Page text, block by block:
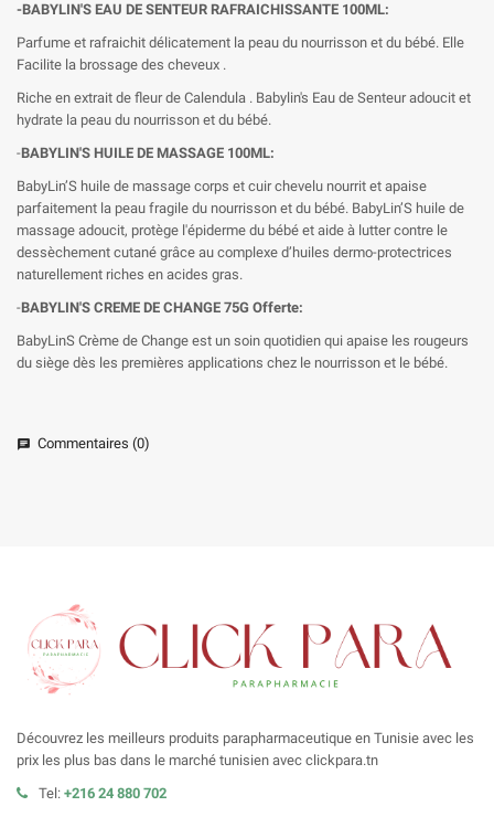
-BABYLIN'S EAU DE SENTEUR RAFRAICHISSANTE 100ML:
Parfume et rafraichit délicatement la peau du nourrisson et du bébé. Elle
Facilite la brossage des cheveux .
Riche en extrait de fleur de Calendula . Babylin's Eau de Senteur adoucit et
hydrate la peau du nourrisson et du bébé.
-BABYLIN'S HUILE DE MASSAGE 100ML:
BabyLin’S huile de massage corps et cuir chevelu nourrit et apaise
parfaitement la peau fragile du nourrisson et du bébé. BabyLin’S huile de
massage adoucit, protège l'épiderme du bébé et aide à lutter contre le
dessèchement cutané grâce au complexe d’huiles dermo-protectrices
naturellement riches en acides gras.
-BABYLIN'S CREME DE CHANGE 75G Offerte:
BabyLinS Crème de Change est un soin quotidien qui apaise les rougeurs
du siège dès les premières applications chez le nourrisson et le bébé.
chat Commentaires (0)
Découvrez les meilleurs produits parapharmaceutique en Tunisie avec les
prix les plus bas dans le marché tunisien avec clickpara.tn
Tel: +216 24 880 702